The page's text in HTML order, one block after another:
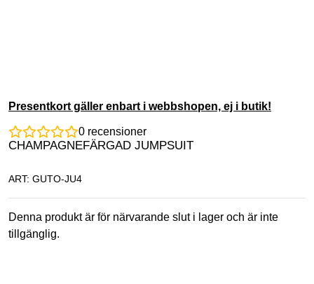
Presentkort gäller enbart i webbshopen, ej i butik!
0 recensioner
CHAMPAGNEFÄRGAD JUMPSUIT
ART: GUTO-JU4
Denna produkt är för närvarande slut i lager och är inte
tillgänglig.